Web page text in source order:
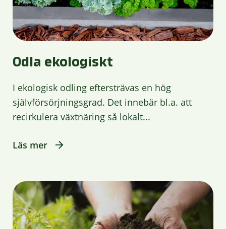
Odla ekologiskt
I ekologisk odling eftersträvas en hög
självförsörjningsgrad. Det innebär bl.a. att
recirkulera växtnäring så lokalt...
Läs mer